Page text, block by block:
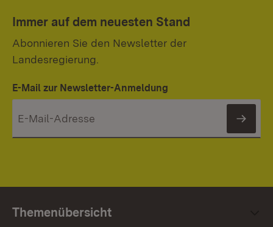
Immer auf dem neuesten Stand
Abonnieren Sie den Newsletter der
Landesregierung.
E-Mail zur Newsletter-Anmeldung
Themenübersicht